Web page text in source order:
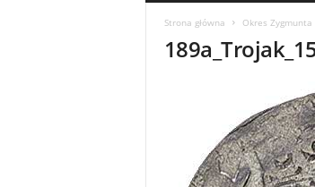
Strona główna Okres